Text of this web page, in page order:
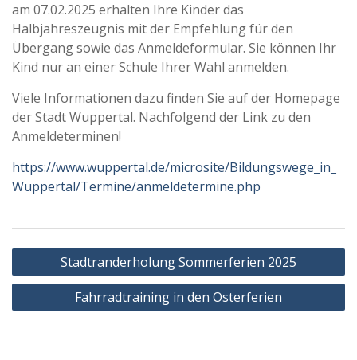
am 07.02.2025 erhalten Ihre Kinder das
Halbjahreszeugnis mit der Empfehlung für den
Übergang sowie das Anmeldeformular. Sie können Ihr
Kind nur an einer Schule Ihrer Wahl anmelden.
Viele Informationen dazu finden Sie auf der Homepage
der Stadt Wuppertal. Nachfolgend der Link zu den
Anmeldeterminen!
https://www.wuppertal.de/microsite/Bildungswege_in_
Wuppertal/Termine/anmeldetermine.php
Beitragsnavigation
Stadtranderholung Sommerferien 2025
Fahrradtraining in den Osterferien